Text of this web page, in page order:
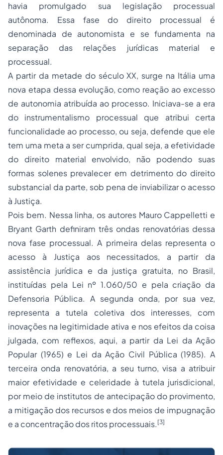
havia promulgado sua legislação processual
autônoma. Essa fase do direito processual é
denominada de autonomista e se fundamenta na
separação das relações jurídicas material e
processual.
A partir da metade do século XX, surge na Itália uma
nova etapa dessa evolução, como reação ao excesso
de autonomia atribuída ao processo. Iniciava-se a era
do instrumentalismo processual que atribui certa
funcionalidade ao processo, ou seja, defende que ele
tem uma meta a ser cumprida, qual seja, a efetividade
do direito material envolvido, não podendo suas
formas solenes prevalecer em detrimento do direito
substancial da parte, sob pena de inviabilizar o acesso
à Justiça.
Pois bem. Nessa linha, os autores Mauro Cappelletti e
Bryant Garth definiram três ondas renovatórias dessa
nova fase processual. A primeira delas representa o
acesso à Justiça aos necessitados, a partir da
assistência jurídica e da justiça gratuita, no Brasil,
instituídas pela Lei nº 1.060/50 e pela criação da
Defensoria Pública. A segunda onda, por sua vez,
representa a tutela coletiva dos interesses, com
inovações na legitimidade ativa e nos efeitos da coisa
julgada, com reflexos, aqui, a partir da Lei da Ação
Popular (1965) e Lei da Ação Civil Pública (1985). A
terceira onda renovatória, a seu turno, visa a atribuir
maior efetividade e celeridade à tutela jurisdicional,
por meio de institutos de antecipação do provimento,
a mitigação dos recursos e dos meios de impugnação
e a concentração dos ritos processuais. [3]